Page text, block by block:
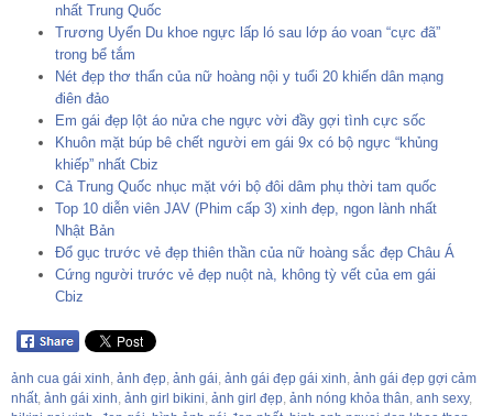
nhất Trung Quốc
Trương Uyển Du khoe ngực lấp ló sau lớp áo voan “cực đã”
trong bể tắm
Nét đẹp thơ thẩn của nữ hoàng nội y tuổi 20 khiến dân mạng
điên đảo
Em gái đẹp lột áo nửa che ngực vời đầy gợi tình cực sốc
Khuôn mặt búp bê chết người em gái 9x có bộ ngực “khủng
khiếp” nhất Cbiz
Cả Trung Quốc nhục mặt với bộ đôi dâm phụ thời tam quốc
Top 10 diễn viên JAV (Phim cấp 3) xinh đẹp, ngon lành nhất
Nhật Bản
Đổ gục trước vẻ đẹp thiên thần của nữ hoàng sắc đẹp Châu Á
Cứng người trước vẻ đẹp nuột nà, không tỳ vết của em gái
Cbiz
ảnh cua gái xinh, ảnh đẹp, ảnh gái, ảnh gái đẹp gái xinh, ảnh gái đẹp gợi cảm
nhất, ảnh gái xinh, ảnh girl bikini, ảnh girl đẹp, ảnh nóng khỏa thân, anh sexy,